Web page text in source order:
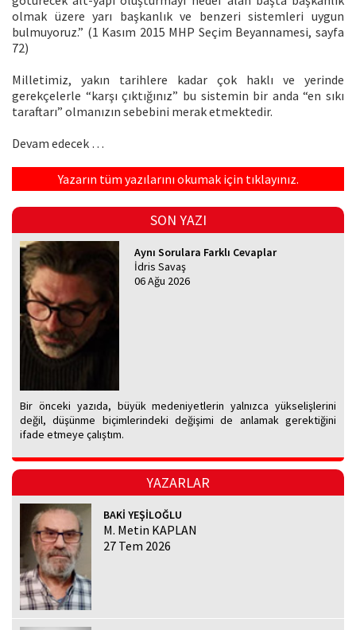
olmak üzere yarı başkanlık ve benzeri sistemleri uygun
bulmuyoruz.” (1 Kasım 2015 MHP Seçim Beyannamesi, sayfa
72)
Milletimiz, yakın tarihlere kadar çok haklı ve yerinde
gerekçelerle “karşı çıktığınız” bu sistemin bir anda “en sıkı
taraftarı” olmanızın sebebini merak etmektedir.
Devam edecek …
Yazarın tüm yazılarını okumak için tıklayınız.
SON YAZI
Aynı Sorulara Farklı Cevaplar
İdris Savaş
06 Ağu 2026
Bir önceki yazıda, büyük medeniyetlerin yalnızca yükselişlerini
değil, düşünme biçimlerindeki değişimi de anlamak gerektiğini
ifade etmeye çalıştım.
YAZARLAR
BAKİ YEŞİLOĞLU
M. Metin KAPLAN
27 Tem 2026